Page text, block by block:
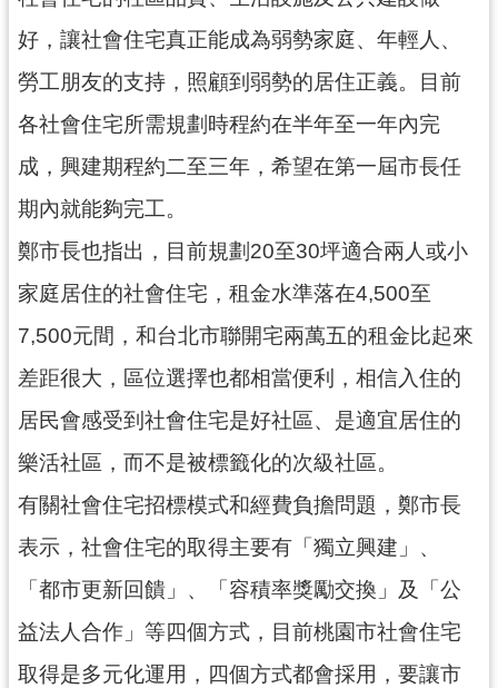
站
安
全
政
政
府
網
資
料
放
宣
告
好，讓社會住宅真正能成為弱勢家庭、年輕人、
勞工朋友的支持，照顧到弱勢的居住正義。目前
各社會住宅所需規劃時程約在半年至一年內完
成，興建期程約二至三年，希望在第一屆市長任
期內就能夠完工。
鄭市長也指出，目前規劃20至30坪適合兩人或小
家庭居住的社會住宅，租金水準落在4,500至
7,500元間，和台北市聯開宅兩萬五的租金比起來
差距很大，區位選擇也都相當便利，相信入住的
居民會感受到社會住宅是好社區、是適宜居住的
樂活社區，而不是被標籤化的次級社區。
有關社會住宅招標模式和經費負擔問題，鄭市長
表示，社會住宅的取得主要有「獨立興建」、
「都市更新回饋」、「容積率獎勵交換」及「公
益法人合作」等四個方式，目前桃園市社會住宅
取得是多元化運用，四個方式都會採用，要讓市